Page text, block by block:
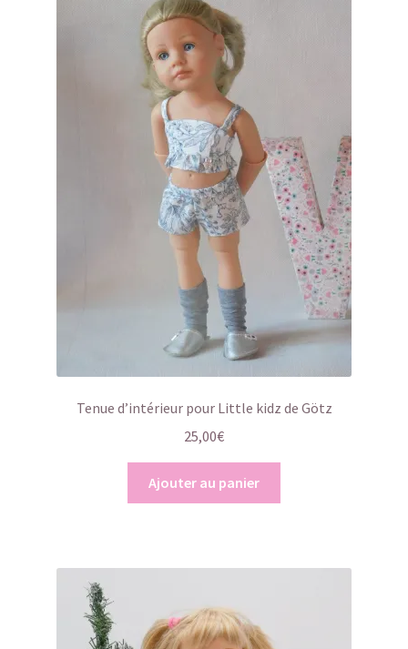
Tenue d’intérieur pour Little kidz de Götz
25,00€
Ajouter au panier